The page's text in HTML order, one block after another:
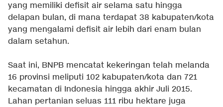
yang memiliki defisit air selama satu hingga
delapan bulan, di mana terdapat 38 kabupaten/kota
yang mengalami defisit air lebih dari enam bulan
dalam setahun.
Saat ini, BNPB mencatat kekeringan telah melanda
16 provinsi meliputi 102 kabupaten/kota dan 721
kecamatan di Indonesia hingga akhir Juli 2015.
Lahan pertanian seluas 111 ribu hektare juga